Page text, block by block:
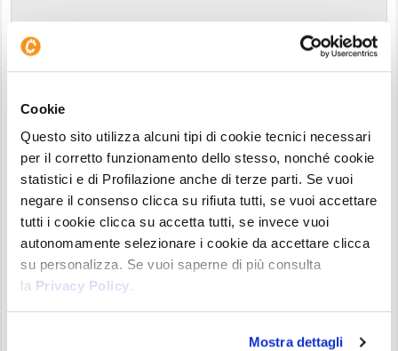
Cookie
Questo sito utilizza alcuni tipi di cookie tecnici necessari
per il corretto funzionamento dello stesso, nonché cookie
statistici e di Profilazione anche di terze parti. Se vuoi
negare il consenso clicca su rifiuta tutti, se vuoi accettare
tutti i cookie clicca su accetta tutti, se invece vuoi
autonomamente selezionare i cookie da accettare clicca
su personalizza. Se vuoi saperne di più consulta
la Privacy Policy.
Mostra dettagli
Track all markets on TradingView
Fa già a sportellate con protocolli ben più
blasonati come AAVE e ha già causato scontri